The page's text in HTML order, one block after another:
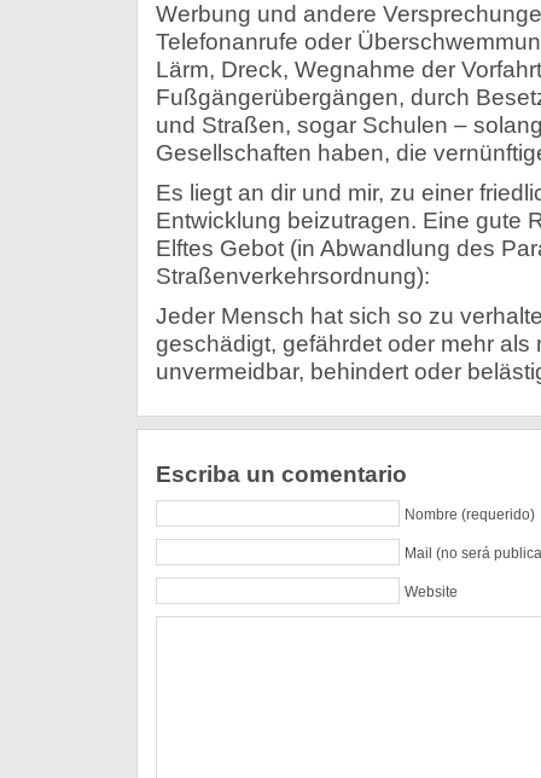
Werbung und andere
Telefonanrufe oder
Lärm, Dreck, Wegnahme der
Fußgängerübergängen, durch
und Straßen, sogar Schulen –
Gesellschaften haben, die
Es liegt an dir und mir, zu einer
Entwicklung beizutragen. Eine gute
Elftes Gebot (in Abwandlung des
Straßenverkehrsordnung):
Jeder Mensch hat sich so zu
geschädigt, gefährdet oder mehr als
unvermeidbar, behindert oder
Escriba un comentario
Nombre (requerido)
Mail (no será
Website